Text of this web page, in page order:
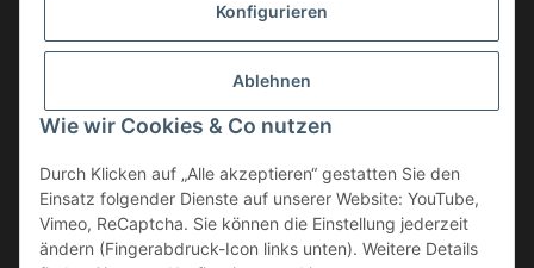
Konfigurieren
Ablehnen
Wie wir Cookies & Co nutzen
Durch Klicken auf „Alle akzeptieren“ gestatten Sie den
Einsatz folgender Dienste auf unserer Website: YouTube,
Vimeo, ReCaptcha. Sie können die Einstellung jederzeit
ändern (Fingerabdruck-Icon links unten). Weitere Details
Informationen
Service
Vertrag widerrufen
* Alle Preise inkl. gesetzlicher USt., zzgl.Versand